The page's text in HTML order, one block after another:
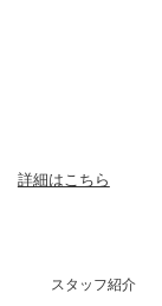
詳細はこちら
スタッフ紹介